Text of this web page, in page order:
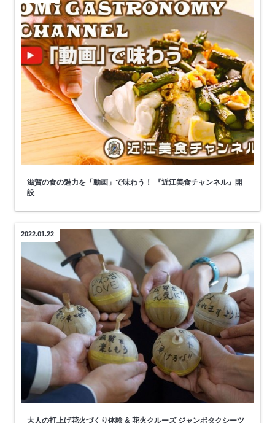
滋賀の食の魅力を「動画」で味わう！ 『近江美食チャンネル』開
設
2022.01.22
大人の打上げ花火づくり体験 & 花火クルーズ ジャンボタクシーツ